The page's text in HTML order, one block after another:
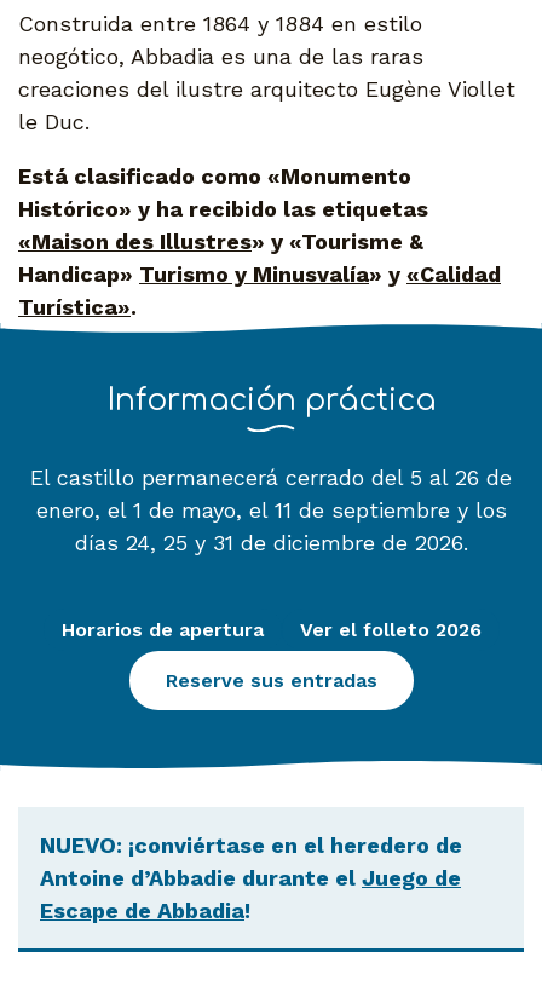
Construida entre 1864 y 1884 en estilo
neogótico, Abbadia es una de las raras
creaciones del ilustre arquitecto Eugène Viollet
le Duc.
Está clasificado como «Monumento
Histórico» y ha recibido las etiquetas
«Maison des Illustres» y «Tourisme &
Handicap» Turismo y Minusvalía» y «Calidad
Turística».
Información práctica
El castillo permanecerá cerrado del 5 al 26 de
enero, el 1 de mayo, el 11 de septiembre y los
días 24, 25 y 31 de diciembre de 2026.
Horarios de apertura Ver el folleto 2026
Reserve sus entradas
NUEVO: ¡conviértase en el heredero de
Antoine d’Abbadie durante el Juego de
Escape de Abbadia!